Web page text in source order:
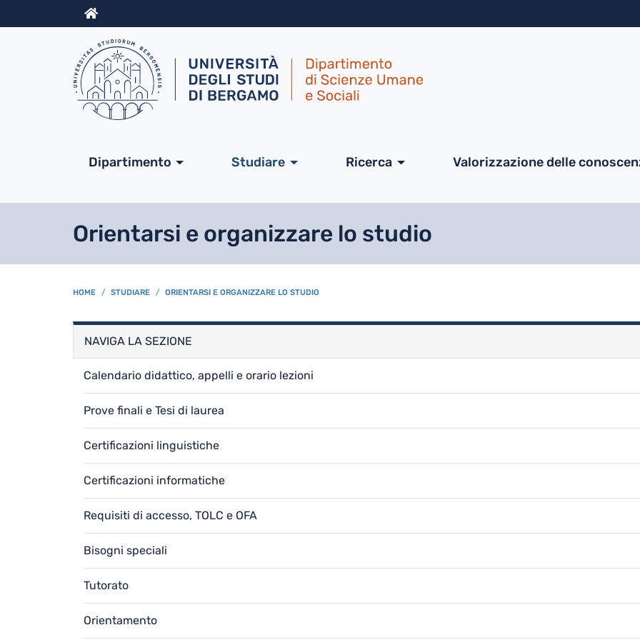
Info
Navigazione principale
Dipartimento Studiare Ricerca Valorizzazione delle
Orientarsi e organizzare lo studio
BREADCRUMB
HOME STUDIARE ORIENTARSI E ORGANIZZARE LO STUDIO
NAVIGA LA SEZIONE
Calendario didattico, appelli e orario lezioni
Prove finali e Tesi di laurea
Certificazioni linguistiche
Certificazioni informatiche
Requisiti di accesso, TOLC e OFA
Bisogni speciali
Tutorato
Orientamento